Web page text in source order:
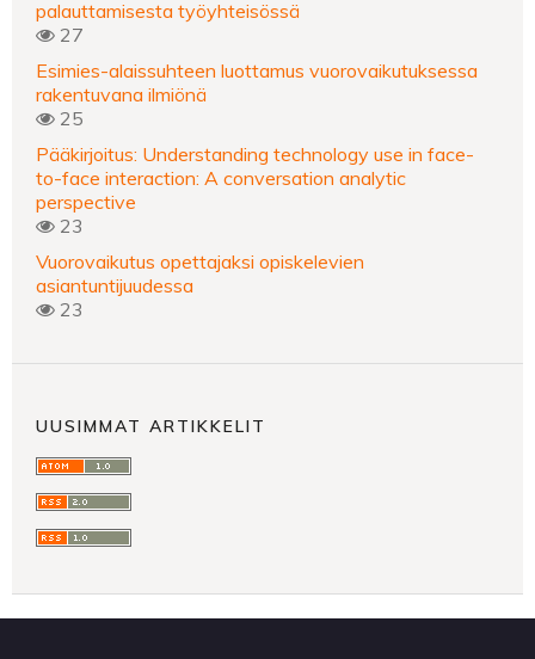
palauttamisesta työyhteisössä
27
Esimies-alaissuhteen luottamus vuorovaikutuksessa
rakentuvana ilmiönä
25
Pääkirjoitus: Understanding technology use in face-
to-face interaction: A conversation analytic
perspective
23
Vuorovaikutus opettajaksi opiskelevien
asiantuntijuudessa
23
UUSIMMAT ARTIKKELIT